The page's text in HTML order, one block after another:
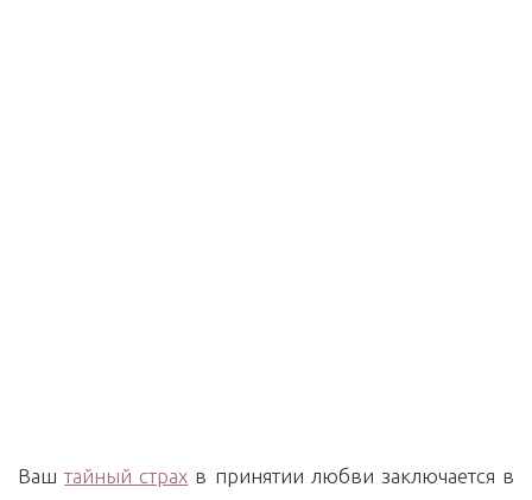
Ваштайный страх в принятии любви заключается в